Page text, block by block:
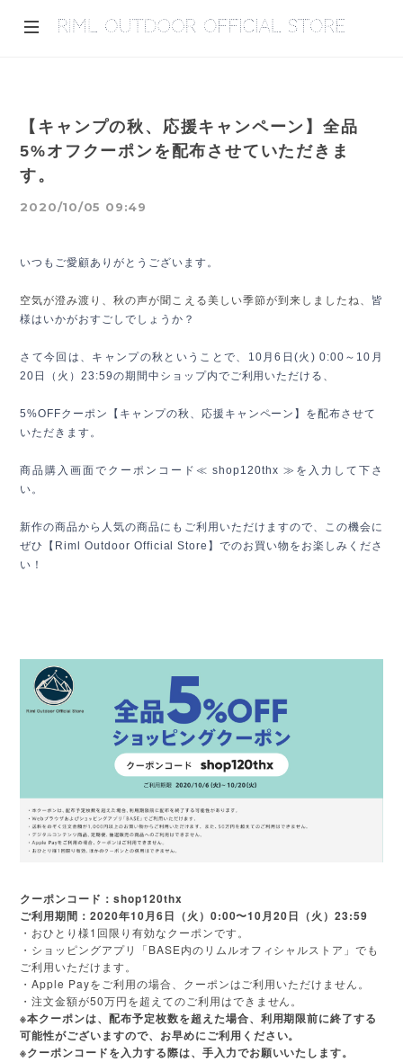
【キャンプの秋、応援キャンペーン】全品
5%オフクーポンを配布させていただきま
す。
2020/10/05 09:49
いつもご愛顧ありがとうございます。
空気が澄み渡り、秋の声が聞こえる美しい季節が到来しましたね、 皆
様はいかがおすごしでしょうか？
さて今回は
、キャンプの秋ということで、10月6日(火) 0:00～10月
20日（火）23:59の期間中ショップ内でご利用いただける、
5%OFFクーポン【キャンプの秋、応援キャンペーン】 を配布させて
いただきます。
商品購入画面でクーポンコード≪ shop120thx ≫を入力して下さ
い。
新作の商品から人気の商品にもご利用いただけますので、
この機会に
ぜひ【Riml Outdoor Official Store】でのお買い物をお楽しみくださ
い！
クーポンコード：shop120thx
ご利用期間：2020年10月6日（火）0:00〜10月20日（火）23:59
・おひとり様1回限り有効なクーポンです。
・ショッピングアプリ「BASE内のリムルオフィシャルストア」でも
ご利用いただけます。
・Apple Payをご利用の場合、クーポンはご利用いただけません。
・注文金額が50万円を超えてのご利用はできません。
※本クーポンは、配布予定枚数を超えた場合、利用期限前に終了する
可能性がございますので、お早めにご利用ください。
※クーポンコードを入力する際は、手入力でお願いいたします。